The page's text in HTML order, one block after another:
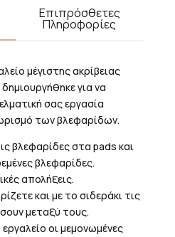
Επιπρόσθετες
Πληροφορίες
μέγιστης ακρίβειας
για να
σας εργασία
των βλεφαρίδων.
βλεφαρίδες στα pads και
βλεφαρίδες.
απολήξεις.
και με το σιδεράκι τις
μεταξύ τους.
οι μεμονωμένες